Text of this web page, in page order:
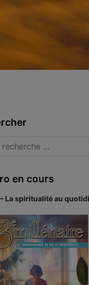
en cours
– La spiritualité au